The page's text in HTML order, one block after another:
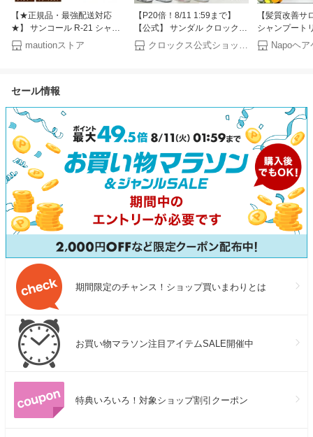
【★正規品・最強配送対応
★】 サンコール R-21 シャン
プー270ml / トリートメント
250g 選べる種類 単品 本体 お
チ 21種類の植物美容エキス 3
センタエキス 発酵オリーブ
mautionストア
【P20倍！8/11 1:59まで】
【公式】 サンダル クロックス
メンズ レディース crocs バヤ
バンド スポーツ クロッグ オ
クロックス公式ショップ楽天市場店
【髪質改善サ
シャンプー
セット 髪質改
ねりケア 長持
い髪 太い髪
セール情報
期間限定のチャンス！ショップ買いまわりとは
お買い物マラソン注目アイテムSALE開催中
特典いろいろ！対象ショップ割引クーポン